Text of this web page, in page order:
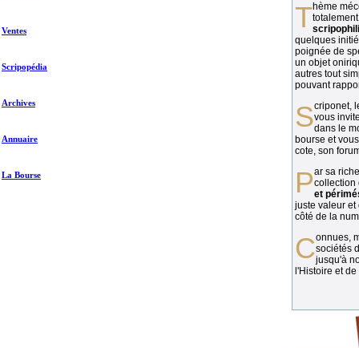
Ventes
Scripopédia
Archives
Annuaire
La Bourse
Thème méconnu des collectionneurs et
quelques
poignée de
un objet
autres tout
pouvant
vous
dans le
bourse et
cote, son
Par sa richesse et sa diversité, lacollection
et
juste valeur et
côté de la
Connues, méconnues, ou inconnues, lessociétés
jusqu'à
l'Histoire et